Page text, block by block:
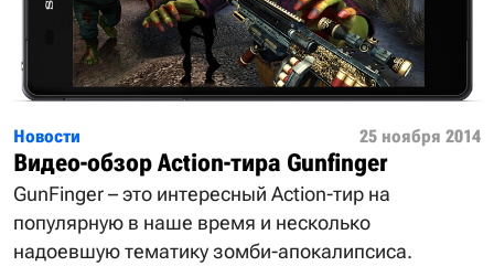
Новости 25 ноября 2014
Видео-обзор Action-тира Gunfinger
GunFinger – это интересный Action-тир на
популярную в наше время и несколько
надоевшую тематику зомби-апокалипсиса.